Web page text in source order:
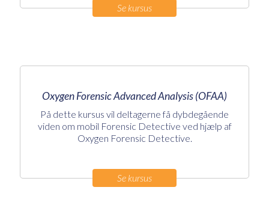
Se kursus
Oxygen Forensic Advanced Analysis (OFAA)
På dette kursus vil deltagerne få dybdegående
viden om mobil Forensic Detective ved hjælp af
Oxygen Forensic Detective.
Se kursus